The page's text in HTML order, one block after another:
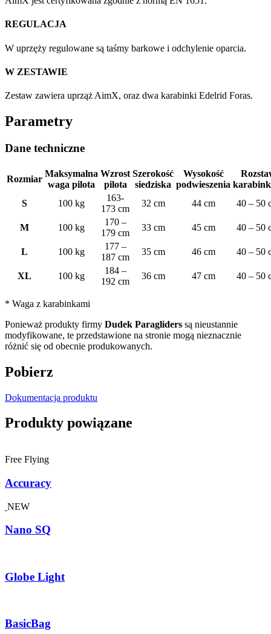
REGULACJA
W uprzęży regulowane są taśmy barkowe i odchylenie oparcia.
W ZESTAWIE
Zestaw zawiera uprząż AimX, oraz dwa karabinki Edelrid Foras.
Parametry
Dane techniczne
Rozmiar
Maksymalna
waga pilota
Wzrost
pilota
Szerokość
siedziska
Wysokość
podwieszenia
S
100 kg
163-
173 cm
32 cm 44 cm 40 – 50
M 100 kg
170 –
179 cm
33 cm 45 cm 40 – 50
L 100 kg
177 –
187 cm
35 cm 46 cm 40 – 50
XL 100 kg
184 –
192 cm
36 cm 47 cm 40 – 50
* Waga z karabinkami
Ponieważ produkty firmy Dudek Paragliders są nieustannie
modyfikowane, te przedstawione na stronie mogą nieznacznie
różnić się od obecnie produkowanych.
Pobierz
Dokumentacja produktu
Produkty powiązane
Free Flying
Accuracy
NEW
Nano SQ
Globe Light
BasicBag